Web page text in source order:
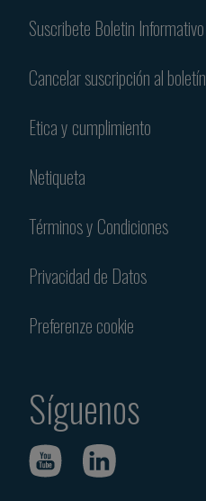
Suscribete Boletin Informativo
Cancelar suscripción al boletín
Etica y cumplimiento
Netiqueta
Términos y Condiciones
Privacidad de Datos
Preferenze cookie
Síguenos